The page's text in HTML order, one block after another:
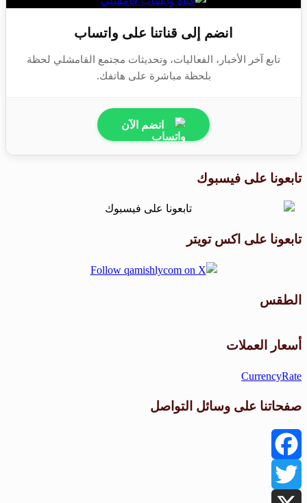
انضم إلى قناتنا على واتساب
تابع آخر الأخبار، الفعاليات، وتحديثات مجتمع القامشلي لحظة
بلحظة مباشرة على هاتفك.
انضم الآن
تابعونا على فيسبوك
تابعونا على اكس تويتر
الطقس
أسعار العملات
CurrencyRate
صفحاتنا على وسائل التواصل
Facebook